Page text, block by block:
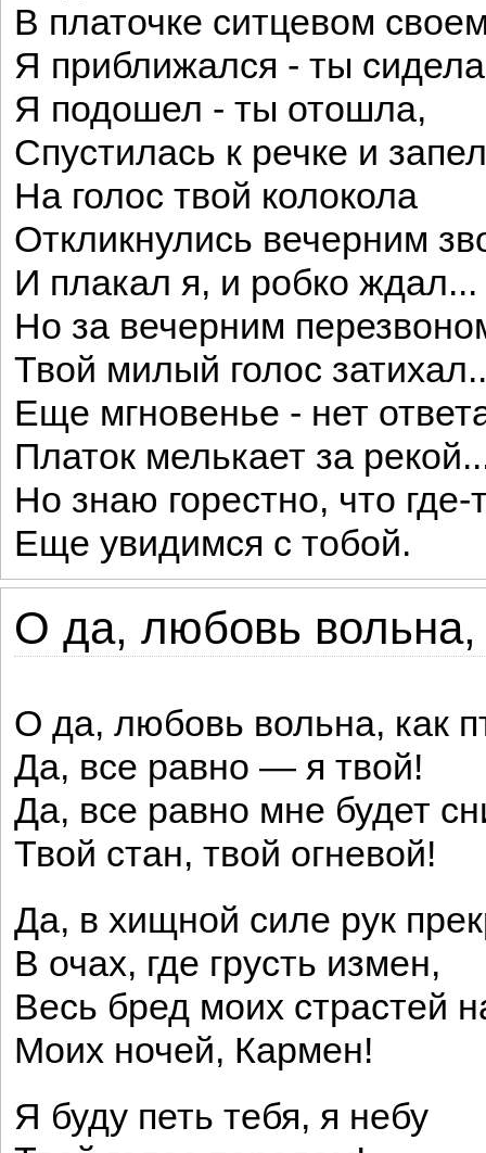
В платочке ситцевом
Я приближался - ты
Я подошел - ты отошла,
Спустилась к речке и
На голос твой колокола
Откликнулись вечерним
И плакал я, и робко ждал...
Но за вечерним
Твой милый голос
Еще мгновенье - нет
Платок мелькает за
Но знаю горестно, что где-
Еще увидимся с тобой.
О да, любовь вольна,
О да, любовь вольна, как
Да, все равно — я твой!
Да, все равно мне будет
Твой стан, твой огневой!
Да, в хищной силе рук
В очах, где грусть измен,
Весь бред моих страстей
Моих ночей, Кармен!
Я буду петь тебя, я небу